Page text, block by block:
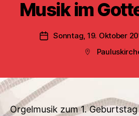
Musik im
Veröffentlichungsdatum
Sonntag, 19. Oktober
Beitragsort
Orgelmusik zum 1.